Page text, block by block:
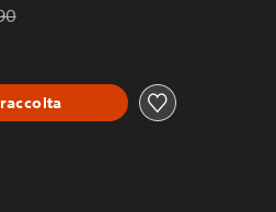
prezzo originale di CHF 78.90